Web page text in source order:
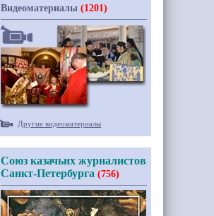
Видеоматериалы (1201)
Другие видеоматериалы
Союз казачьих журналистов
Санкт-Петербурга (756)